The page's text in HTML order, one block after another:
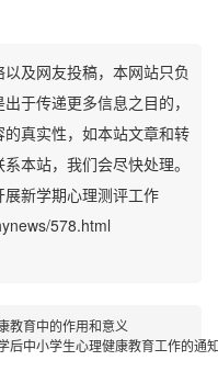
及网友投稿，本网站只负
于传递更多信息之目的，
真实性，如本站文章和转
本站，我们会尽快处理。
新学期心理测评工作
578.html
教育中的作用和意义
后中小学生心理健康教育工作的通